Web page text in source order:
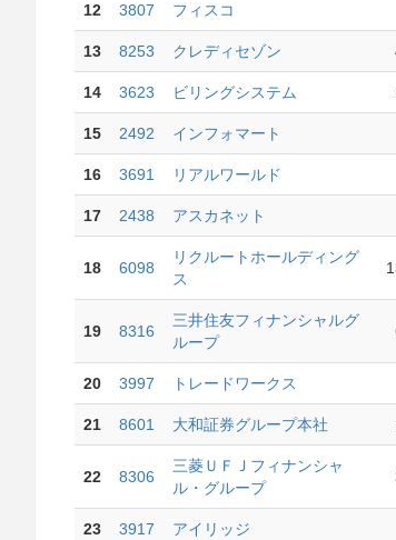
12 3807 フィスコ
13 8253 クレディセゾン
14 3623 ビリングシステム
15 2492 インフォマート
16 3691 リアルワールド
17 2438 アスカネット
18 6098
リクルートホールディング
ス
19 8316
三井住友フィナンシャルグ
ループ
20 3997 トレードワークス
21 8601 大和証券グループ本社
22 8306
三菱ＵＦＪフィナンシャ
ル・グループ
23 3917 アイリッジ